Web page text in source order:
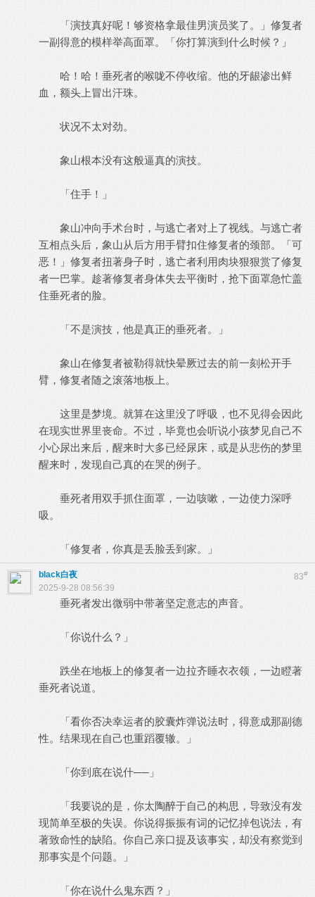
「演技真好呢！够资格拿最佳男演员奖了。」修复者
一副得意的模样举高面罩。「你打算演到什么时候？」
哈！哈！垂死者的喉咙不停收缩。他的牙龈渗出鲜
血，额头上冒出汗珠。
状况不太对劲。
象山根本没有这般逼真的演技。
「住手！」
象山冲向手术台时，与逃亡者对上了视线。与逃亡者
互相点头后，象山从后方用手臂扣住修复者的颈部。「可
恶！」修复者扭著身子时，逃亡者利用肉块狠狠赏了修复
者一巴掌。趁著修复者身体失去平衡时，抢下面罩急忙盖
住垂死者的脸。
「不是演技，他是真正的垂死者。」
象山在修复者被勒得就快晕厥过去的前一刻松开手
臂，修复者随之滚落地板上。
这里是梦境。就算在这里没了呼吸，也不见得会因此
在现实世界里丧命。不过，毕竟也会听说小孩梦见自己不
小心尿出来后，醒来时大多已经尿床，或是从悲伤的梦里
醒来时，发现自己真的在哭的例子。
垂死者用双手抓住面罩，一边咳嗽，一边使力深呼
吸。
「修复者，你真是丢脸丢到家。」
83#
black白夜
2025-9-28 08:56:39
垂死者发出微弱中带著坚定意志的声音。
「你说什么？」
跌坐在地板上的修复者一边拉齐睡衣衣领，一边瞪著
垂死者说道。
「看你否决幸运者的胶囊炸弹说法时，得意成那副德
性。结果现在自己也重蹈覆辙。」
「你到底在说什──」
「我要说的是，你太陶醉于自己的构思，导致没有发
现简单至极的失误。你说得振振有词的记忆掉包说法，有
著致命性的缺陷。你自己亲口提及该事实，却没有察觉到
那事实是个问题。」
「你在说什么鬼东西？」